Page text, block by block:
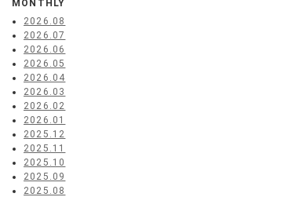
MONTHLY
2026.08
2026.07
2026.06
2026.05
2026.04
2026.03
2026.02
2026.01
2025.12
2025.11
2025.10
2025.09
2025.08